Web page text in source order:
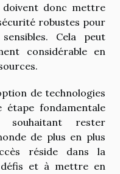
doivent donc mettre
robustes pour
Cela peut
considérable en
de technologies
étape fondamentale
rester
de plus en plus
réside dans la
et à mettre en